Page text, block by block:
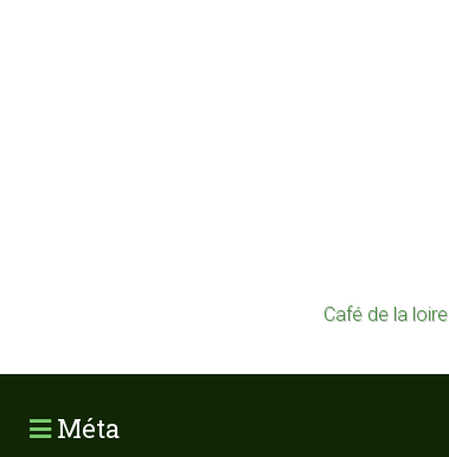
Café de la loire
Méta